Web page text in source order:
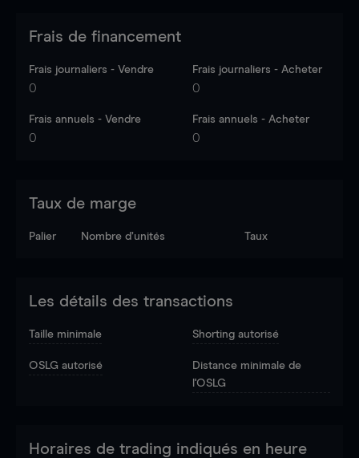
Frais de financement
Frais journaliers - Vendre
0
Frais journaliers - Acheter
0
Frais annuels - Vendre
0
Frais annuels - Acheter
0
Taux de marge
Palier Nombre d’unités Taux
Les détails des transactions
Taille minimale Shorting autorisé
OSLG autorisé
Distance minimale de
l'OSLG
Horaires de trading indiqués en heure